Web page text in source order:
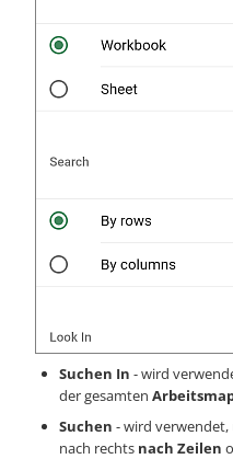
Suchen In - wird
der gesamten
Suchen - wird verwendet,
nach rechts nach Zeilen